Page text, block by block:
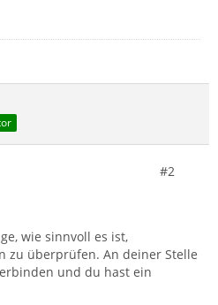
#2
wie sinnvoll es ist,
zu überprüfen. An deiner Stelle
und du hast ein